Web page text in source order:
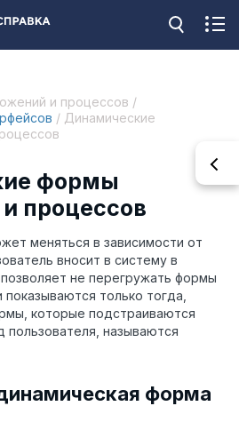
и процессов /
/ Динамические
формы
процессов
меняться в зависимости от
вносит в систему в
не перегружать формы
только тогда,
которые подстраиваются
называются
форма